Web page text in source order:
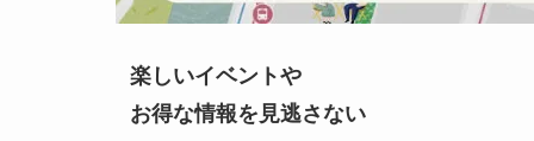
楽しいイベントや
お得な情報を見逃さない